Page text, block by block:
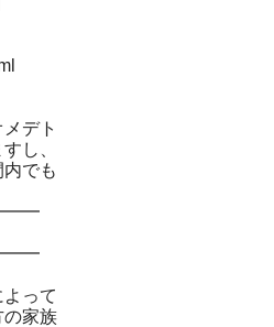
デト
し、
でも
って
の家族